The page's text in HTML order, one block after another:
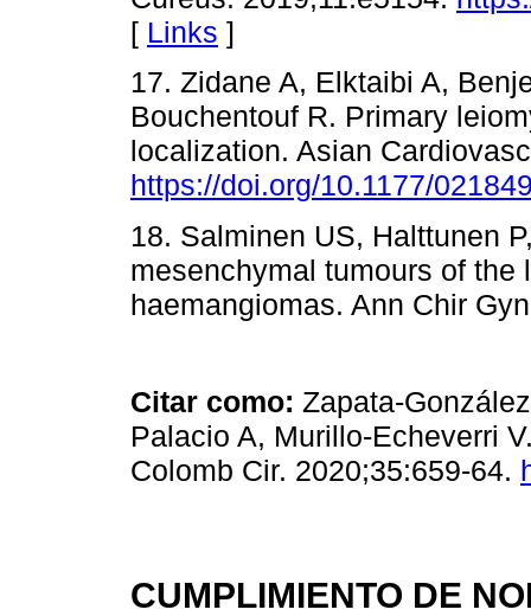
[ Links ]
17. Zidane A, Elktaibi A,
Bouchentouf R. Primary
localization. Asian
https://doi.org/10.1177/
18. Salminen US, Halttunen
mesenchymal tumours of
haemangiomas. Ann Chir
Citar como: Zapata-
Palacio A, Murillo-Echeverri
Colomb Cir. 2020;35:659-64.
CUMPLIMIENTO DE